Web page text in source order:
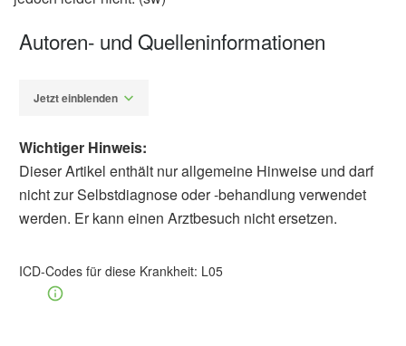
Autoren- und Quelleninformationen
Jetzt einblenden
Wichtiger Hinweis:
Dieser Artikel enthält nur allgemeine Hinweise und darf
nicht zur Selbstdiagnose oder -behandlung verwendet
werden. Er kann einen Arztbesuch nicht ersetzen.
ICD-Codes für diese Krankheit: L05